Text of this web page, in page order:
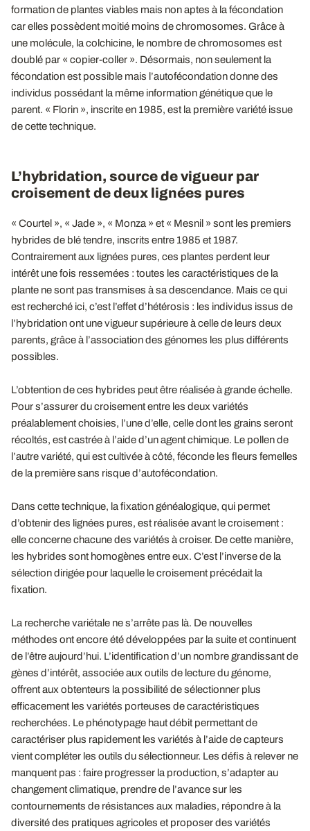
formation de plantes viables mais non aptes à la fécondation
car elles possèdent moitié moins de chromosomes. Grâce à
une molécule, la colchicine, le nombre de chromosomes est
doublé par « copier-coller ». Désormais, non seulement la
fécondation est possible mais l’autofécondation donne des
individus possédant la même information génétique que le
parent. « Florin », inscrite en 1985, est la première variété issue
de cette technique.
L’hybridation, source de vigueur par
croisement de deux lignées pures
« Courtel », « Jade », « Monza » et « Mesnil » sont les premiers
hybrides de blé tendre, inscrits entre 1985 et 1987.
Contrairement aux lignées pures, ces plantes perdent leur
intérêt une fois ressemées : toutes les caractéristiques de la
plante ne sont pas transmises à sa descendance. Mais ce qui
est recherché ici, c’est l’effet d’hétérosis : les individus issus de
l’hybridation ont une vigueur supérieure à celle de leurs deux
parents, grâce à l’association des génomes les plus différents
possibles.
L’obtention de ces hybrides peut être réalisée à grande échelle.
Pour s’assurer du croisement entre les deux variétés
préalablement choisies, l’une d’elle, celle dont les grains seront
récoltés, est castrée à l’aide d’un agent chimique. Le pollen de
l’autre variété, qui est cultivée à côté, féconde les fleurs femelles
de la première sans risque d’autofécondation.
Dans cette technique, la fixation généalogique, qui permet
d’obtenir des lignées pures, est réalisée avant le croisement :
elle concerne chacune des variétés à croiser. De cette manière,
les hybrides sont homogènes entre eux. C’est l’inverse de la
sélection dirigée pour laquelle le croisement précédait la
fixation.
La recherche variétale ne s’arrête pas là. De nouvelles
méthodes ont encore été développées par la suite et continuent
de l’être aujourd’hui. L’identification d’un nombre grandissant de
gènes d’intérêt, associée aux outils de lecture du génome,
offrent aux obtenteurs la possibilité de sélectionner plus
efficacement les variétés porteuses de caractéristiques
recherchées. Le phénotypage haut débit permettant de
caractériser plus rapidement les variétés à l’aide de capteurs
vient compléter les outils du sélectionneur. Les défis à relever ne
manquent pas : faire progresser la production, s’adapter au
changement climatique, prendre de l’avance sur les
contournements de résistances aux maladies, répondre à la
diversité des pratiques agricoles et proposer des variétés